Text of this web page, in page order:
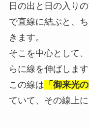
日の出と日の入り
で直線に結ぶと、
きます。
そこを中心として
らに線を伸ばします
この線は 「御来光
ていて、その線上